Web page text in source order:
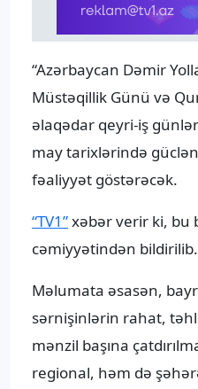
“Azərbaycan Dəmir
Müstəqillik Günü və
əlaqədar qeyri-iş
may tarixlərində
fəaliyyət göstərəcək.
“TV1”xəbər verir ki, bu
cəmiyyətindən bildirilib.
Məlumata əsasən,
sərnişinlərin rahat,
mənzil başına
regional, həm də